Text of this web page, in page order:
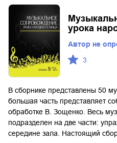
урока
Автор не
3
В сборнике представлены 50
большая часть представляет
обработке В. Зощенко. Весь
подразделен на две части:
середине зала. Настоящий